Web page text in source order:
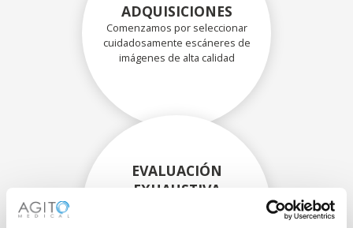
ADQUISICIONES
Comenzamos por seleccionar
cuidadosamente escáneres de
imágenes de alta calidad
EVALUACIÓN
EXHAUSTIVA